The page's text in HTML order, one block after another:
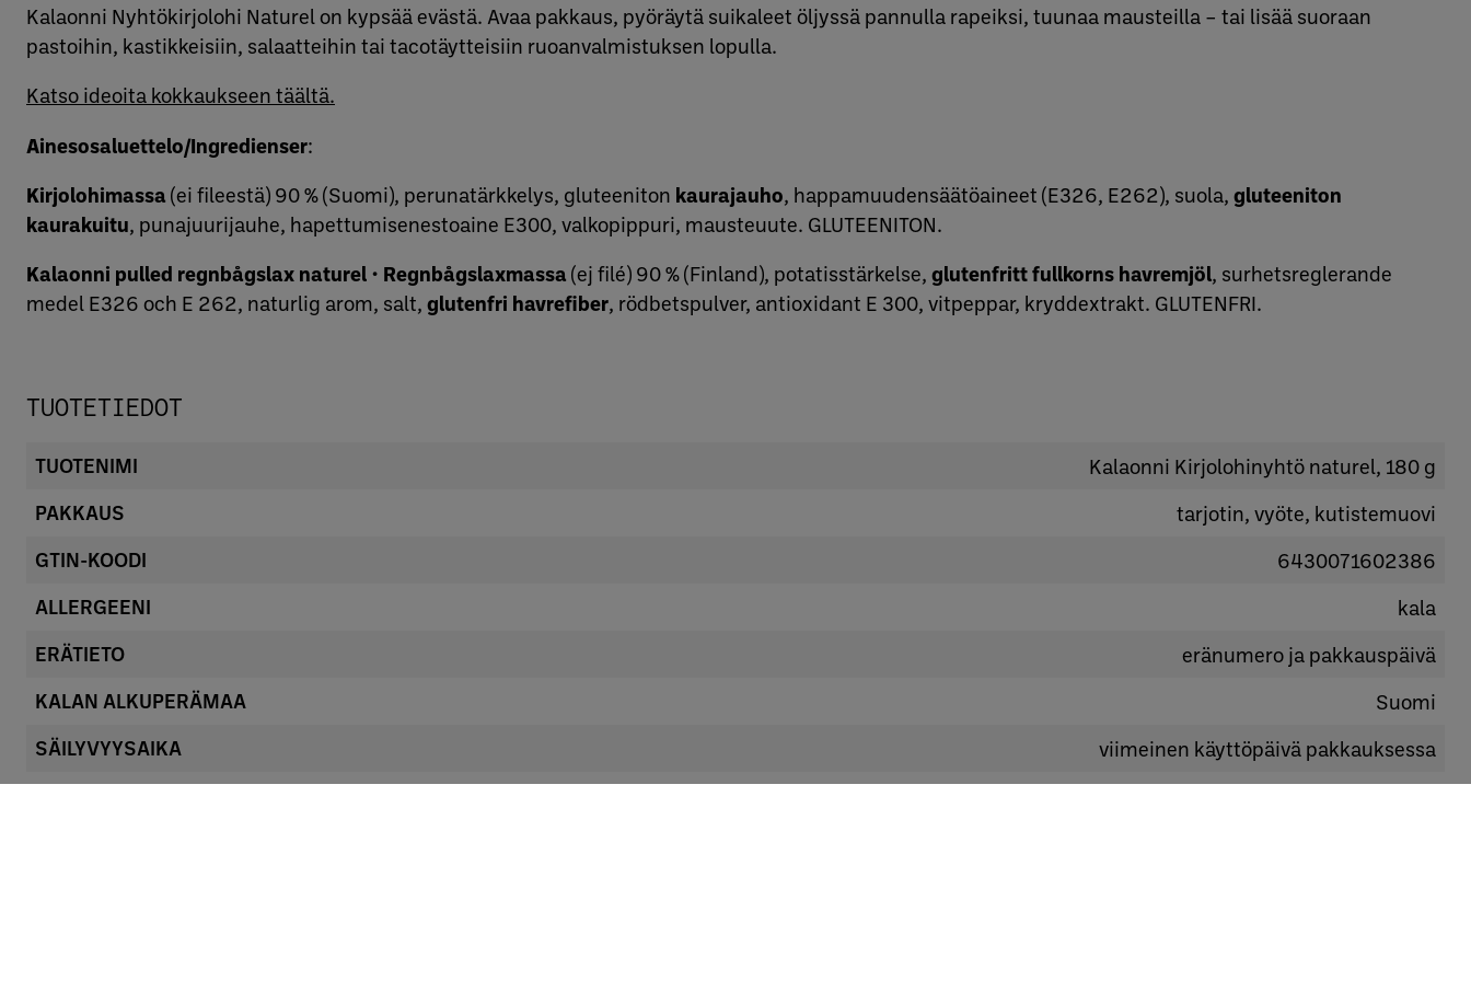
Kalaonni Nyhtökirjolohi Naturel on kypsää evästä. Avaa pakkaus, pyöräytä suikaleet öljyssä pannulla rapeiksi, tuunaa mausteilla – tai lisää suoraan
pastoihin, kastikkeisiin, salaatteihin tai tacotäytteisiin ruoanvalmistuksen lopulla.
Katso ideoita kokkaukseen täältä.
Ainesosaluettelo/Ingredienser:
Kirjolohimassa (ei fileestä) 90 % (Suomi), perunatärkkelys, gluteeniton kaurajauho, happamuudensäätöaineet (E326, E262), suola, gluteeniton
kaurakuitu, punajuurijauhe, hapettumisenestoaine E300, valkopippuri, mausteuute. GLUTEENITON.
Kalaonni pulled regnbågslax naturel • Regnbågslaxmassa (ej filé) 90 % (Finland), potatisstärkelse, glutenfritt fullkorns havremjöl, surhetsreglerande
medel E326 och E 262, naturlig arom, salt, glutenfri havrefiber, rödbetspulver, antioxidant E 300, vitpeppar, kryddextrakt. GLUTENFRI.
TUOTETIEDOT
TUOTENIMI Kalaonni Kirjolohinyhtö naturel, 180 g
PAKKAUS tarjotin, vyöte, kutistemuovi
GTIN-KOODI 6430071602386
ALLERGEENI kala
ERÄTIETO eränumero ja pakkauspäivä
KALAN ALKUPERÄMAA Suomi
SÄILYVYYSAIKA viimeinen käyttöpäivä pakkauksessa